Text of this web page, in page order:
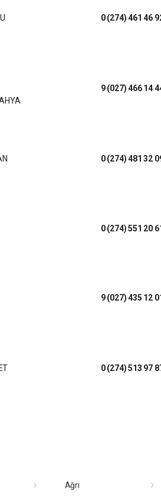
0 (274) 461 46
9 (027) 466 14
0 (274) 481 32
0 (274) 551 20
9 (027) 435 12
0 (274) 513 97
Ağrı